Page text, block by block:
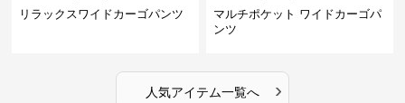
リラックスワイドカーゴパンツ
マルチポケット ワイドカーゴパ
ンツ
人気アイテム一覧へ ›